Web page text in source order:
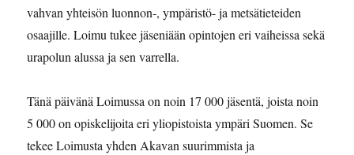
vahvan yhteisön luonnon-, ympäristö- ja metsätieteiden
osaajille. Loimu tukee jäseniään opintojen eri vaiheissa sekä
urapolun alussa ja sen varrella.
Tänä päivänä Loimussa on noin 17 000 jäsentä, joista noin
5 000 on opiskelijoita eri yliopistoista ympäri Suomen. Se
tekee Loimusta yhden Akavan suurimmista ja